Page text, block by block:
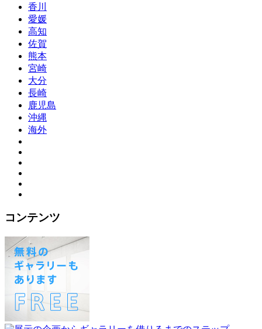
香川
愛媛
高知
佐賀
熊本
宮崎
大分
長崎
鹿児島
沖縄
海外
コンテンツ